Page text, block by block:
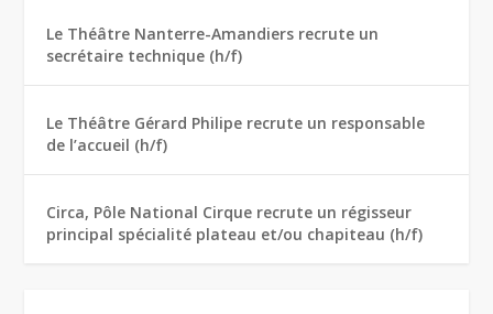
Le Théâtre Nanterre-Amandiers recrute un
secrétaire technique (h/f)
Le Théâtre Gérard Philipe recrute un responsable
de l’accueil (h/f)
Circa, Pôle National Cirque recrute un régisseur
principal spécialité plateau et/ou chapiteau (h/f)